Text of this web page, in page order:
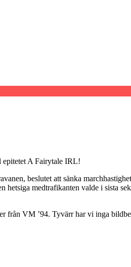
epitetet A Fairytale IRL!
beslutet att sänka
medtrafikanten valde i sista
från VM ’94. Tyvärr har vi inga